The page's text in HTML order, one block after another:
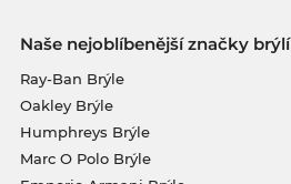
Naše nejoblíbenější značky brýlí
Ray-Ban Brýle
Oakley Brýle
Humphreys Brýle
Marc O Polo Brýle